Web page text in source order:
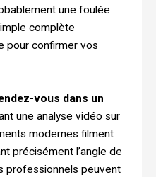
une foulée
complète
pour confirmer vos
vous dans un
une analyse vidéo sur
modernes filment
précisément l’angle de
professionnels peuvent